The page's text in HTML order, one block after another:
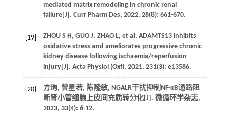
mediated matrix remodeling in chronic renal
failure[J]. Curr Pharm Des, 2022, 28(8): 661-670.
[19]
ZHOU S H, GUO J, ZHAO L, et al. ADAMTS13 inhibits
oxidative stress and ameliorates progressive chronic
kidney disease following ischaemia/reperfusion
injury[J]. Acta Physiol (Oxf), 2021, 231(3): e13586.
[20]
方珣, 曾星若, 陈隆敏, NGALR干扰抑制NF-κB通路阻
断肾小管细胞上皮间充质转分化[J]. 微循环学杂志,
2023, 33(4): 6-12.